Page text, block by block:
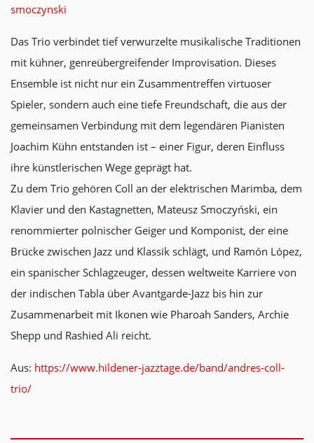
smoczynski
Das Trio verbindet tief verwurzelte musikalische Traditionen
mit kühner, genreübergreifender Improvisation. Dieses
Ensemble ist nicht nur ein Zusammentreffen virtuoser
Spieler, sondern auch eine tiefe Freundschaft, die aus der
gemeinsamen Verbindung mit dem legendären Pianisten
Joachim Kühn entstanden ist – einer Figur, deren Einfluss
ihre künstlerischen Wege geprägt hat.
Zu dem Trio gehören Coll an der elektrischen Marimba, dem
Klavier und den Kastagnetten, Mateusz Smoczyński, ein
renommierter polnischer Geiger und Komponist, der eine
Brücke zwischen Jazz und Klassik schlägt, und Ramón López,
ein spanischer Schlagzeuger, dessen weltweite Karriere von
der indischen Tabla über Avantgarde-Jazz bis hin zur
Zusammenarbeit mit Ikonen wie Pharoah Sanders, Archie
Shepp und Rashied Ali reicht.
Aus: https://www.hildener-jazztage.de/band/andres-coll-
trio/